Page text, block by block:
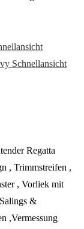
Schnellansicht
Regatta
, Trimmstreifen ,
, Vorliek mit
&
,Vermessung